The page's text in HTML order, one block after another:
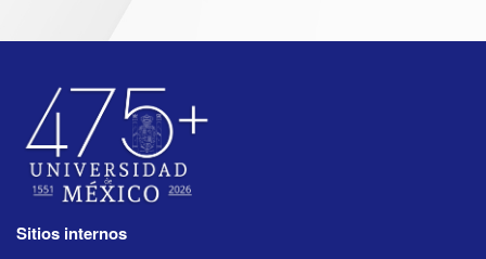
Sitios internos